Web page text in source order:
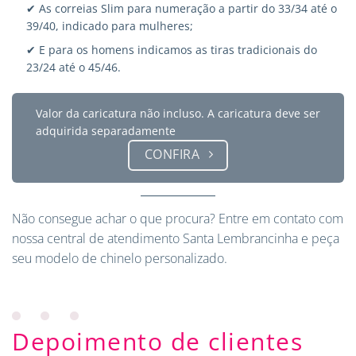
✔ As correias Slim para numeração a partir do 33/34 até o
39/40, indicado para mulheres;
✔ E para os homens indicamos as tiras tradicionais do
23/24 até o 45/46.
Valor da caricatura não incluso. A caricatura deve ser
adquirida separadamente
CONFIRA
Não consegue achar o que procura? Entre em contato com
nossa central de atendimento Santa Lembrancinha e peça
seu modelo de chinelo personalizado.
Depoimento de clientes